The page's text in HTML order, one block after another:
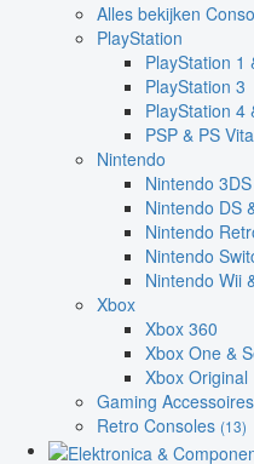
Alles bekijken
PlayStation
PlayStation 1
PlayStation 3
PlayStation 4
PSP & PS Vita
Nintendo
Nintendo
Nintendo DS
Nintendo
Nintendo
Nintendo Wii
Xbox
Xbox 360
Xbox One &
Xbox Original
Gaming Accessoires
Retro Consoles (13)